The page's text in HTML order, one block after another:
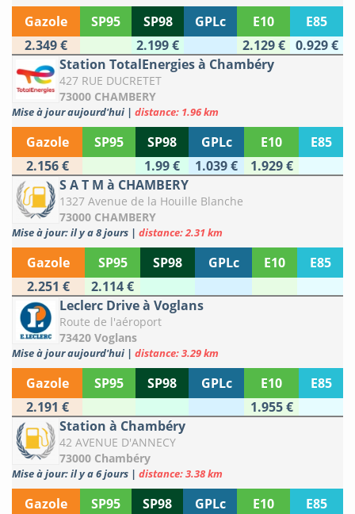
Gazole SP95 SP98 GPLc E10
E85
2.349 €
2.199 € 2.129 €
0.929 €
Station TotalEnergies à Chambéry
427 RUE DUCRETET
73000 CHAMBERY
Mise à jour aujourd'hui | distance: 1.96 km
Gazole SP95 SP98 GPLc E10
E85
2.156 €
1.99 € 1.039 €
1.929 €
S A T M à CHAMBERY
1327 Avenue de la Houille Blanche
73000 CHAMBERY
Mise à jour: il y a 8 jours | distance: 2.31 km
Gazole SP95 SP98 GPLc E10
E85
2.251 €
2.114 €
Leclerc Drive à Voglans
Route de l'aéroport
73420 Voglans
Mise à jour aujourd'hui | distance: 3.29 km
Gazole SP95 SP98 GPLc E10
E85
2.191 €
1.955 €
Station à Chambéry
42 AVENUE D'ANNECY
73000 Chambéry
Mise à jour: il y a 6 jours | distance: 3.38 km
Gazole SP95 SP98 GPLc E10
E85